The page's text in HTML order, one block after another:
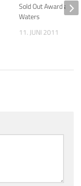
Sold Out Award an
Waters
11. JUNI 2011